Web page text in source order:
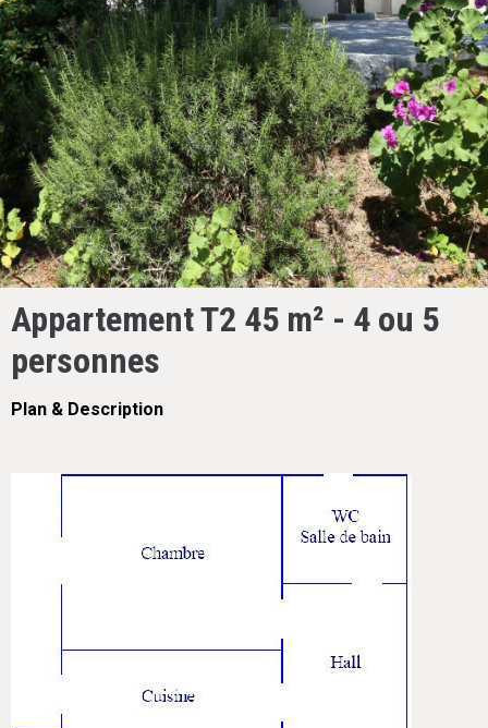
Appartement T2 45 m² - 4 ou 5
personnes
Plan & Description